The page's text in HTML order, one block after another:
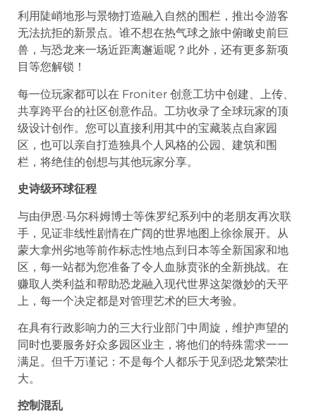
利用陡峭地形与景物打造融入自然的围栏，推出令游客
无法抗拒的新景点。谁不想在热气球之旅中俯瞰史前巨
兽，与恐龙来一场近距离邂逅呢？此外，还有更多新项
目等您解锁！
每一位玩家都可以在 Froniter 创意工坊中创建、上传、
共享跨平台的社区创意作品。工坊收录了全球玩家的顶
级设计创作。您可以直接利用其中的宝藏装点自家园
区，也可以亲自打造独具个人风格的公园、建筑和围
栏，将绝佳的创想与其他玩家分享。
史诗级环球征程
与由伊恩·马尔科姆博士等侏罗纪系列中的老朋友再次联
手，见证非线性剧情在广阔的世界地图上徐徐展开。从
蒙大拿州劣地等前作标志性地点到日本等全新国家和地
区，每一站都为您准备了令人血脉贲张的全新挑战。在
赚取人类利益和帮助恐龙融入现代世界这架微妙的天平
上，每一个决定都是对管理艺术的巨大考验。
在具有行政影响力的三大行业部门中周旋，维护声望的
同时也要服务好众多园区业主，将他们的特殊需求一一
满足。但千万谨记：不是每个人都乐于见到恐龙繁荣壮
大。
控制混乱